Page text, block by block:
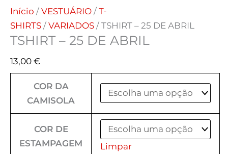
Início / VESTUÁRIO / T-
SHIRTS / VARIADOS / TSHIRT – 25 DE ABRIL
TSHIRT – 25 DE ABRIL
13,00 €
COR DA
CAMISOLA
COR DE
ESTAMPAGEM
Limpar